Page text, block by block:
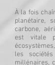
À la fois
planétaire,
carbone,
est vitale
les
millénaires,